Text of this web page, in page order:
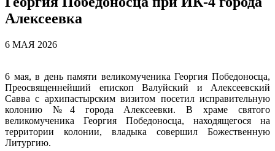
Алексеевка
6 МАЯ 2026
6 мая, в день памяти великомученика Георгия Победоносца,
Преосвященнейший епископ Валуйский и Алексеевский
Савва с архипастырским визитом посетил исправительную
колонию №4 города Алексеевки. В храме святого
великомученика Георгия Победоносца, находящегося на
территории колонии, владыка совершил Божественную
Литургию.